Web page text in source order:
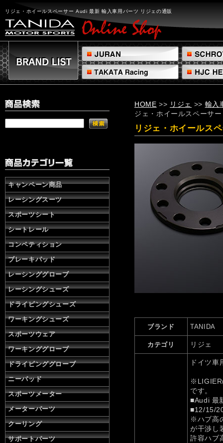
リジェ・ホイールスペーサー Audi 最新 輸入車用パーツ リジェの通販
ジ
ェ・
ホ
イ
ー
ル
ス
ペ
サ
ー
Audi
最
入
車
用
パ
ー
ツ
リ
ジ
ェ
の
通
販
株
式
会
社
タ
ニ
ダ
キャンペーン商品
レーシングスーツ
スポーツシート
シートレール
コンペティション
ブレーキパッド
レーシンググローブ
レーシングシューズ
ドライビングシューズ
ワーキングシューズ
スポーツウェア
ワーキンググローブ
ドライビンググローブ
ニーパッド
スポーツメーター
メーターパーツ
クーリング
サポートパーツ
HOME >> リジェ >> 輸入
ジェ・ホイールスペーサ
リジェ・ホイールス
ブランド TANIDA
カテゴリ リジェ
ドイツ車
です。
■Audi 最
■12/15/
※ハブ高
が干渉し
許容ハブ